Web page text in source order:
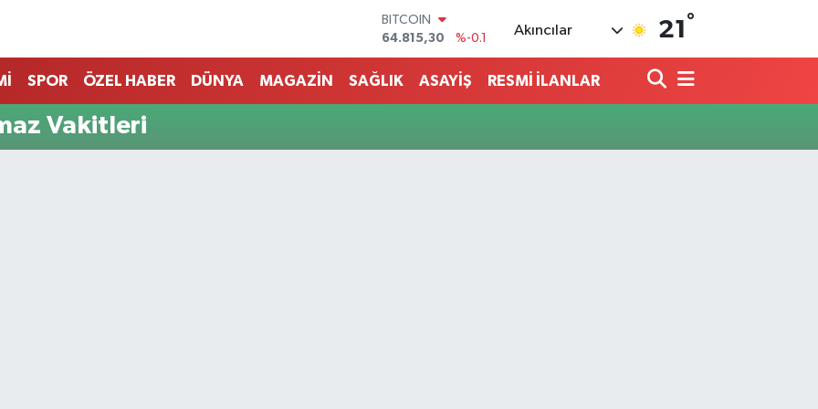
BITCOIN
64.815,30
%-0.1
DOLAR
47,7436
%0.18
64,4811
%0.38
Akıncılar 21 °
SPOR ÖZEL HABER DÜNYA MAGAZİN SAĞLIK ASAYİŞ RESMİ İLANLAR
Vakitleri